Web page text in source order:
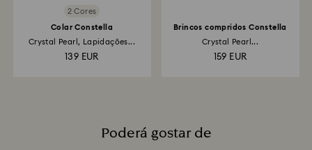
2 Cores
Colar Constella
Crystal Pearl, Lapidações...
139 EUR
Brincos compridos Constella
Crystal Pearl...
159 EUR
Poderá gostar de